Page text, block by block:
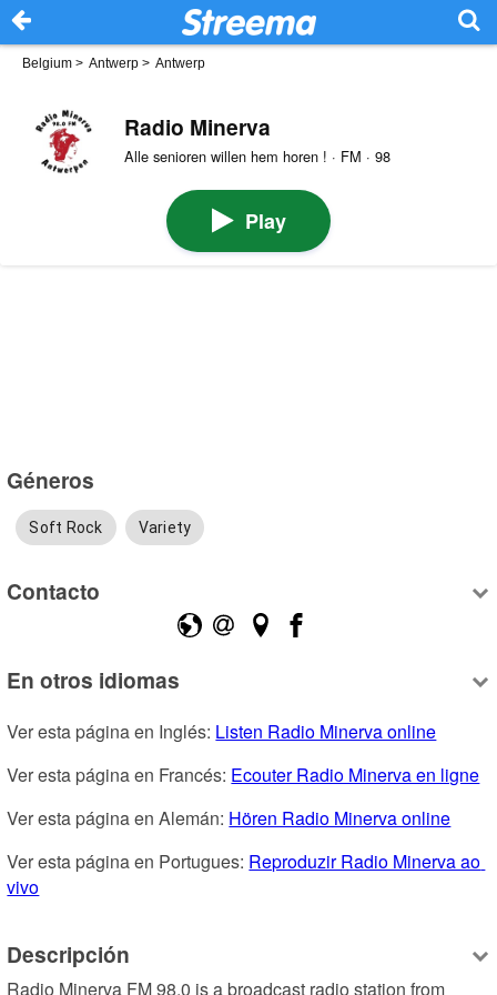
Belgium > Antwerp > Antwerp
Radio Minerva
Alle senioren willen hem horen ! · FM · 98
Play
Géneros
Soft Rock Variety
Contacto
En otros idiomas
Ver esta página en Inglés: Listen Radio Minerva online
Ver esta página en Francés: Ecouter Radio Minerva en ligne
Ver esta página en Alemán: Hören Radio Minerva online
Ver esta página en Portugues: Reproduzir Radio Minerva ao
vivo
Descripción
Radio Minerva FM 98.0 is a broadcast radio station from